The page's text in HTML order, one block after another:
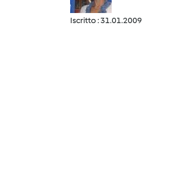
Iscritto : 31.01.2009